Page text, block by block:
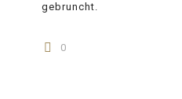
gebruncht.
0